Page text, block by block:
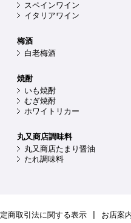
スペインワイン
イタリアワイン
梅酒
白老梅酒
焼酎
いも焼酎
むぎ焼酎
ホワイトリカー
丸又商店調味料
丸又商店たまり醤油
たれ調味料
商取引法に関する表示
お店案